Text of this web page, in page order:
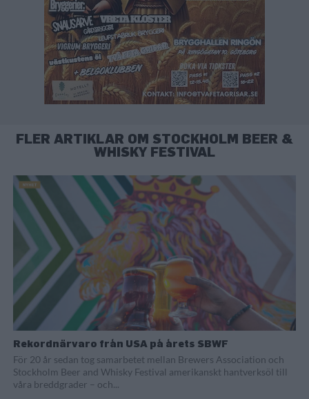
FLER ARTIKLAR OM STOCKHOLM BEER &
WHISKY FESTIVAL
Rekordnärvaro från USA på årets SBWF
För 20 år sedan tog samarbetet mellan Brewers Association och
Stockholm Beer and Whisky Festival amerikanskt hantverksöl till
våra breddgrader – och...